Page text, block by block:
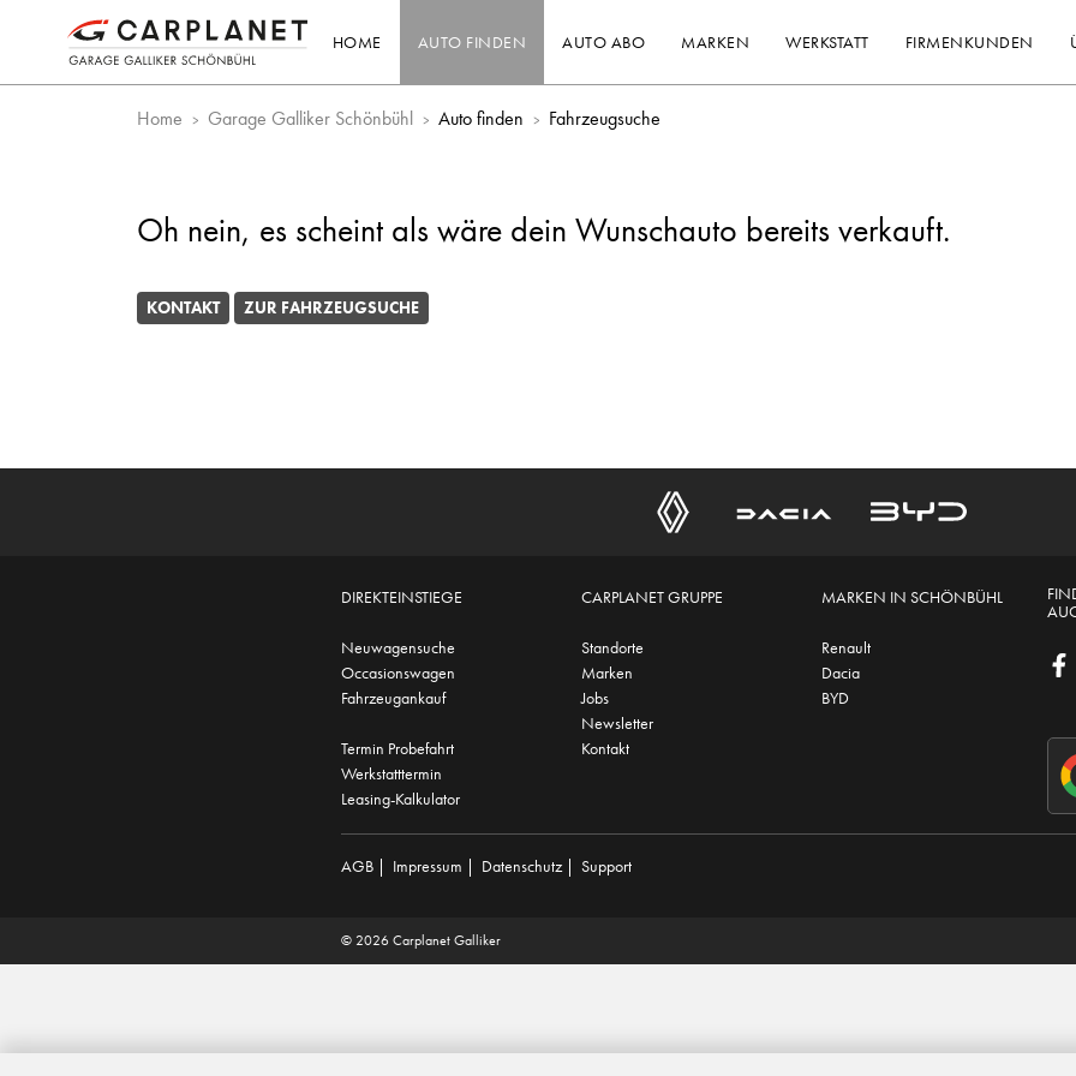
HOME AUTO FINDEN AUTO ABO MARKEN WERKSTATT FIRMENKUNDEN
Home Garage Galliker Schönbühl Auto finden Fahrzeugsuche
Oh nein, es scheint als wäre dein Wunschauto bereits verkauft.
KONTAKT ZUR FAHRZEUGSUCHE
DIREKTEINSTIEGE
Neuwagensuche
Occasionswagen
Fahrzeugankauf
Termin Probefahrt
Werkstatttermin
Leasing-Kalkulator
CARPLANET GRUPPE
Standorte
Marken
Jobs
Newsletter
Kontakt
MARKEN IN SCHÖNBÜHL
Renault
Dacia
BYD
AGB | Impressum | Datenschutz| Support
© 2026 Carplanet Galliker